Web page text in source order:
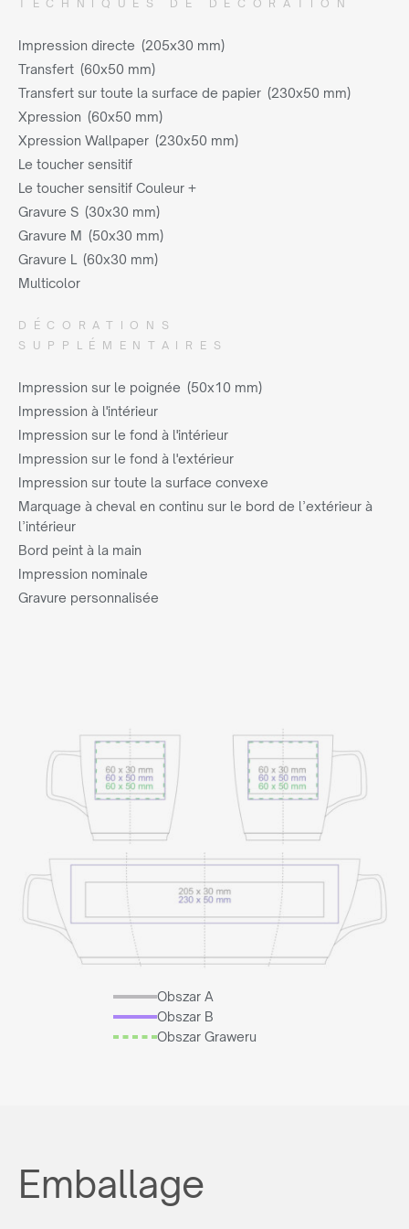
TECHNIQUES DE DÉCORATION
Impression directe (205x30 mm)
Transfert (60x50 mm)
Transfert sur toute la surface de papier (230x50 mm)
Xpression (60x50 mm)
Xpression Wallpaper (230x50 mm)
Le toucher sensitif
Le toucher sensitif Couleur +
Gravure S (30x30 mm)
Gravure M (50x30 mm)
Gravure L (60x30 mm)
Multicolor
DÉCORATIONS
SUPPLÉMENTAIRES
Impression sur le poignée (50x10 mm)
Impression à l'intérieur
Impression sur le fond à l'intérieur
Impression sur le fond à l'extérieur
Impression sur toute la surface convexe
Marquage à cheval en continu sur le bord de l’extérieur à
l’intérieur
Bord peint à la main
Impression nominale
Gravure personnalisée
Obszar A
Obszar B
Obszar Graweru
Emballage